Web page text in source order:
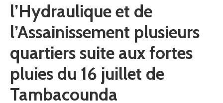
l’Hydraulique et de
l’Assainissement plusieurs
quartiers suite aux fortes
pluies du 16 juillet de
Tambacounda